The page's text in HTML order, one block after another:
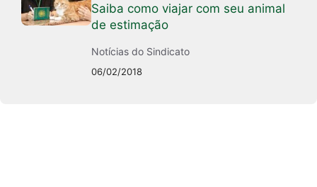
Saiba como viajar com seu animal
de estimação
Notícias do Sindicato
06/02/2018